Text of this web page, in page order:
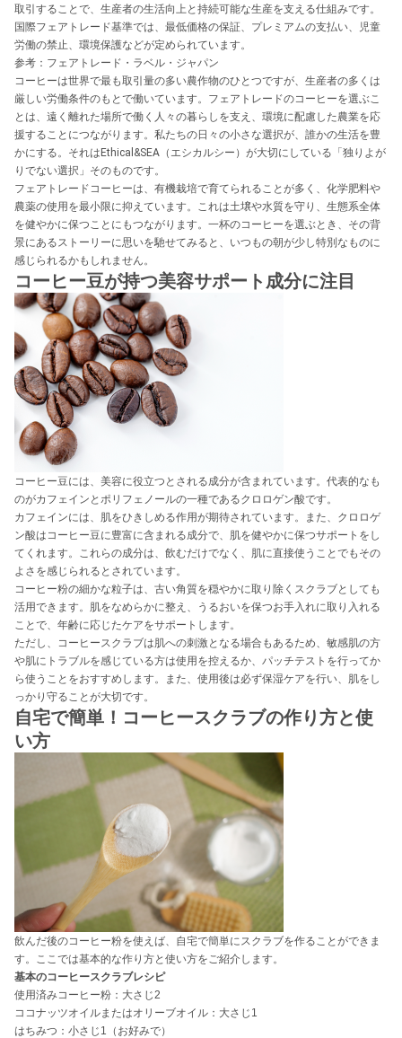
取引することで、生産者の生活向上と持続可能な生産を支える仕組みです。
国際フェアトレード基準では、最低価格の保証、プレミアムの支払い、児童
労働の禁止、環境保護などが定められています。
参考：フェアトレード・ラベル・ジャパン
コーヒーは世界で最も取引量の多い農作物のひとつですが、生産者の多くは
厳しい労働条件のもとで働いています。フェアトレードのコーヒーを選ぶこ
とは、遠く離れた場所で働く人々の暮らしを支え、環境に配慮した農業を応
援することにつながります。私たちの日々の小さな選択が、誰かの生活を豊
かにする。それはEthical&SEA（エシカルシー）が大切にしている「独りよが
りでない選択」そのものです。
フェアトレードコーヒーは、有機栽培で育てられることが多く、化学肥料や
農薬の使用を最小限に抑えています。これは土壌や水質を守り、生態系全体
を健やかに保つことにもつながります。一杯のコーヒーを選ぶとき、その背
景にあるストーリーに思いを馳せてみると、いつもの朝が少し特別なものに
感じられるかもしれません。
コーヒー豆が持つ美容サポート成分に注目
コーヒー豆には、美容に役立つとされる成分が含まれています。代表的なも
のがカフェインとポリフェノールの一種であるクロロゲン酸です。
カフェインには、肌をひきしめる作用が期待されています。また、クロロゲ
ン酸はコーヒー豆に豊富に含まれる成分で、肌を健やかに保つサポートをし
てくれます。これらの成分は、飲むだけでなく、肌に直接使うことでもその
よさを感じられるとされています。
コーヒー粉の細かな粒子は、古い角質を穏やかに取り除くスクラブとしても
活用できます。肌をなめらかに整え、うるおいを保つお手入れに取り入れる
ことで、年齢に応じたケアをサポートします。
ただし、コーヒースクラブは肌への刺激となる場合もあるため、敏感肌の方
や肌にトラブルを感じている方は使用を控えるか、パッチテストを行ってか
ら使うことをおすすめします。また、使用後は必ず保湿ケアを行い、肌をし
っかり守ることが大切です。
自宅で簡単！コーヒースクラブの作り方と使
い方
飲んだ後のコーヒー粉を使えば、自宅で簡単にスクラブを作ることができま
す。ここでは基本的な作り方と使い方をご紹介します。
基本のコーヒースクラブレシピ
使用済みコーヒー粉：大さじ2
ココナッツオイルまたはオリーブオイル：大さじ1
はちみつ：小さじ1（お好みで）